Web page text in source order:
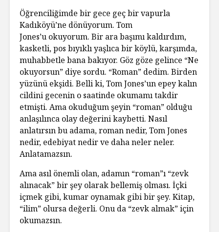
Öğrenciliğimde bir gece geç bir vapurla
Kadıköyü’ne dönüyorum. Tom
Jones’u okuyorum. Bir ara başımı kaldırdım,
kasketli, pos bıyıklı yaşlıca bir köylü, karşımda,
muhabbetle bana bakıyor. Göz göze gelince “Ne
okuyorsun” diye sordu. “Roman” dedim. Birden
yüzünü ekşidi. Belli ki, Tom Jones’un epey kalın
cildini gecenin o saatinde okumamı takdir
etmişti. Ama okuduğum şeyin “roman” olduğu
anlaşılınca olay değerini kaybetti. Nasıl
anlatırsın bu adama, roman nedir, Tom Jones
nedir, edebiyat nedir ve daha neler neler.
Anlatamazsın.
Ama asıl önemli olan, adamın “roman”ı “zevk
alınacak” bir şey olarak bellemiş olması. İçki
içmek gibi, kumar oynamak gibi bir şey. Kitap,
“ilim” olursa değerli. Onu da “zevk almak” için
okumazsın.